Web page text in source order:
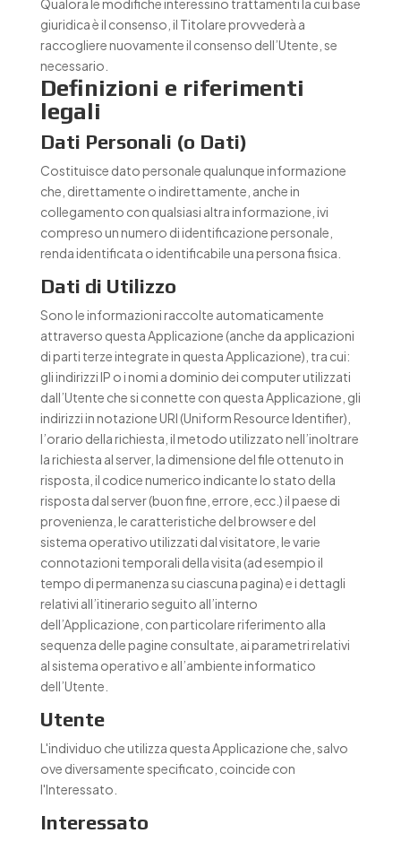
Qualora le modifiche interessino trattamenti la cui base
giuridica è il consenso, il Titolare provvederà a
raccogliere nuovamente il consenso dell’Utente, se
necessario.
Definizioni e riferimenti
legali
Dati Personali (o Dati)
Costituisce dato personale qualunque informazione
che, direttamente o indirettamente, anche in
collegamento con qualsiasi altra informazione, ivi
compreso un numero di identificazione personale,
renda identificata o identificabile una persona fisica.
Dati di Utilizzo
Sono le informazioni raccolte automaticamente
attraverso questa Applicazione (anche da applicazioni
di parti terze integrate in questa Applicazione), tra cui:
gli indirizzi IP o i nomi a dominio dei computer utilizzati
dall’Utente che si connette con questa Applicazione, gli
indirizzi in notazione URI (Uniform Resource Identifier),
l’orario della richiesta, il metodo utilizzato nell’inoltrare
la richiesta al server, la dimensione del file ottenuto in
risposta, il codice numerico indicante lo stato della
risposta dal server (buon fine, errore, ecc.) il paese di
provenienza, le caratteristiche del browser e del
sistema operativo utilizzati dal visitatore, le varie
connotazioni temporali della visita (ad esempio il
tempo di permanenza su ciascuna pagina) e i dettagli
relativi all’itinerario seguito all’interno
dell’Applicazione, con particolare riferimento alla
sequenza delle pagine consultate, ai parametri relativi
al sistema operativo e all’ambiente informatico
dell’Utente.
Utente
L'individuo che utilizza questa Applicazione che, salvo
ove diversamente specificato, coincide con
l'Interessato.
Interessato